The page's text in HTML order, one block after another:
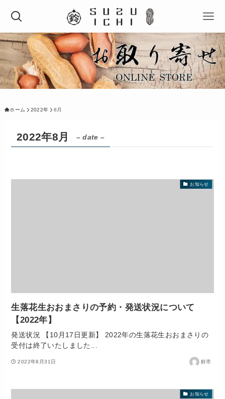
ホーム 2022年 8月
2022年8月 – date –
お知らせ
生落花生おおまさりの予約・発送状況について
【2022年】
発送状況 【10月17日更新】 2022年の生落花生おおまさりの
受付は終了いたしました...
2022年8月31日 鈴市
お知らせ